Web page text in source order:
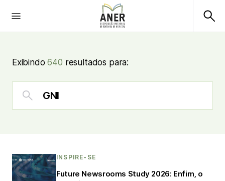
Exibindo640 resultados para:
INSPIRE-SE
Future Newsrooms Study 2026: Enfim, o